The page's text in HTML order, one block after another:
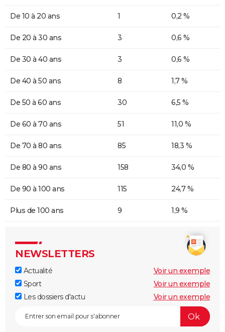
De 10 à 20 ans 1 0,2 %
De 20 à 30 ans 3 0,6 %
De 30 à 40 ans 3 0,6 %
De 40 à 50 ans 8 1,7 %
De 50 à 60 ans 30 6,5 %
De 60 à 70 ans 51 11,0 %
De 70 à 80 ans 85 18,3 %
De 80 à 90 ans 158 34,0 %
De 90 à 100 ans 115 24,7 %
Plus de 100 ans 9 1,9 %
NEWSLETTERS
Actualité
Voir un exemple
Sport
Voir un exemple
Les dossiers d'actu
Voir un exemple